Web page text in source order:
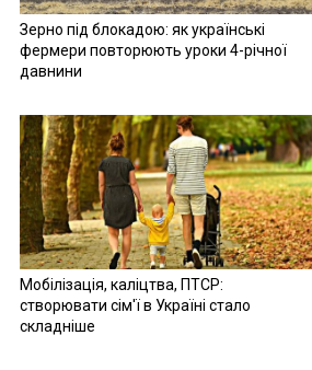
Зерно під блокадою: як українські
фермери повторюють уроки 4-річної
давнини
Мобілізація, каліцтва, ПТСР:
створювати сім'ї в Україні стало
складніше